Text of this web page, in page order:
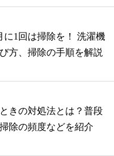
に1回は掃除を！ 洗濯機
方、掃除の手順を解説
きの対処法とは？普段
除の頻度などを紹介